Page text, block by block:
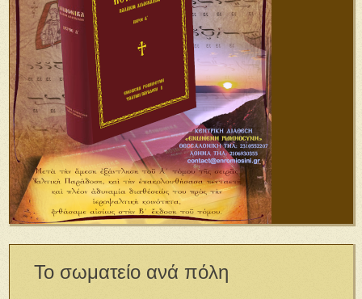
Το σωματείο ανά πόλη